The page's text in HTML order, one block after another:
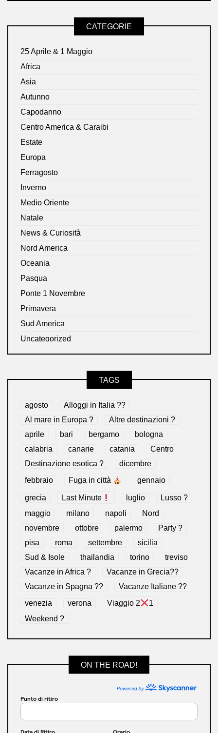
CATEGORIE
25 Aprile & 1 Maggio
Africa
Asia
Autunno
Capodanno
Centro America & Caraibi
Estate
Europa
Ferragosto
Inverno
Medio Oriente
Natale
News & Curiosità
Nord America
Oceania
Pasqua
Ponte 1 Novembre
Primavera
Sud America
Uncategorized
TAGS
agosto
Alloggi in Italia ??
Al mare in Europa ?️
Altre destinazioni ?
aprile
bari bergamo
bologna
calabria
canarie catania
Centro
Destinazione esotica ?
dicembre
febbraio Fuga in città gennaio
grecia Last Minute luglio
Lusso ?
maggio
milano napoli
Nord
novembre
ottobre palermo
Party ?
pisa
roma settembre
sicilia
Sud & Isole
thailandia torino
treviso
Vacanze in Africa ?
Vacanze in Grecia??
Vacanze in Spagna ??
Vacanze Italiane ??
venezia verona Viaggio 2
1
Weekend ?
ON THE ROAD!